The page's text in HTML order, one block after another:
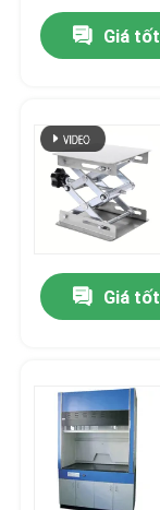
Giá
Giá